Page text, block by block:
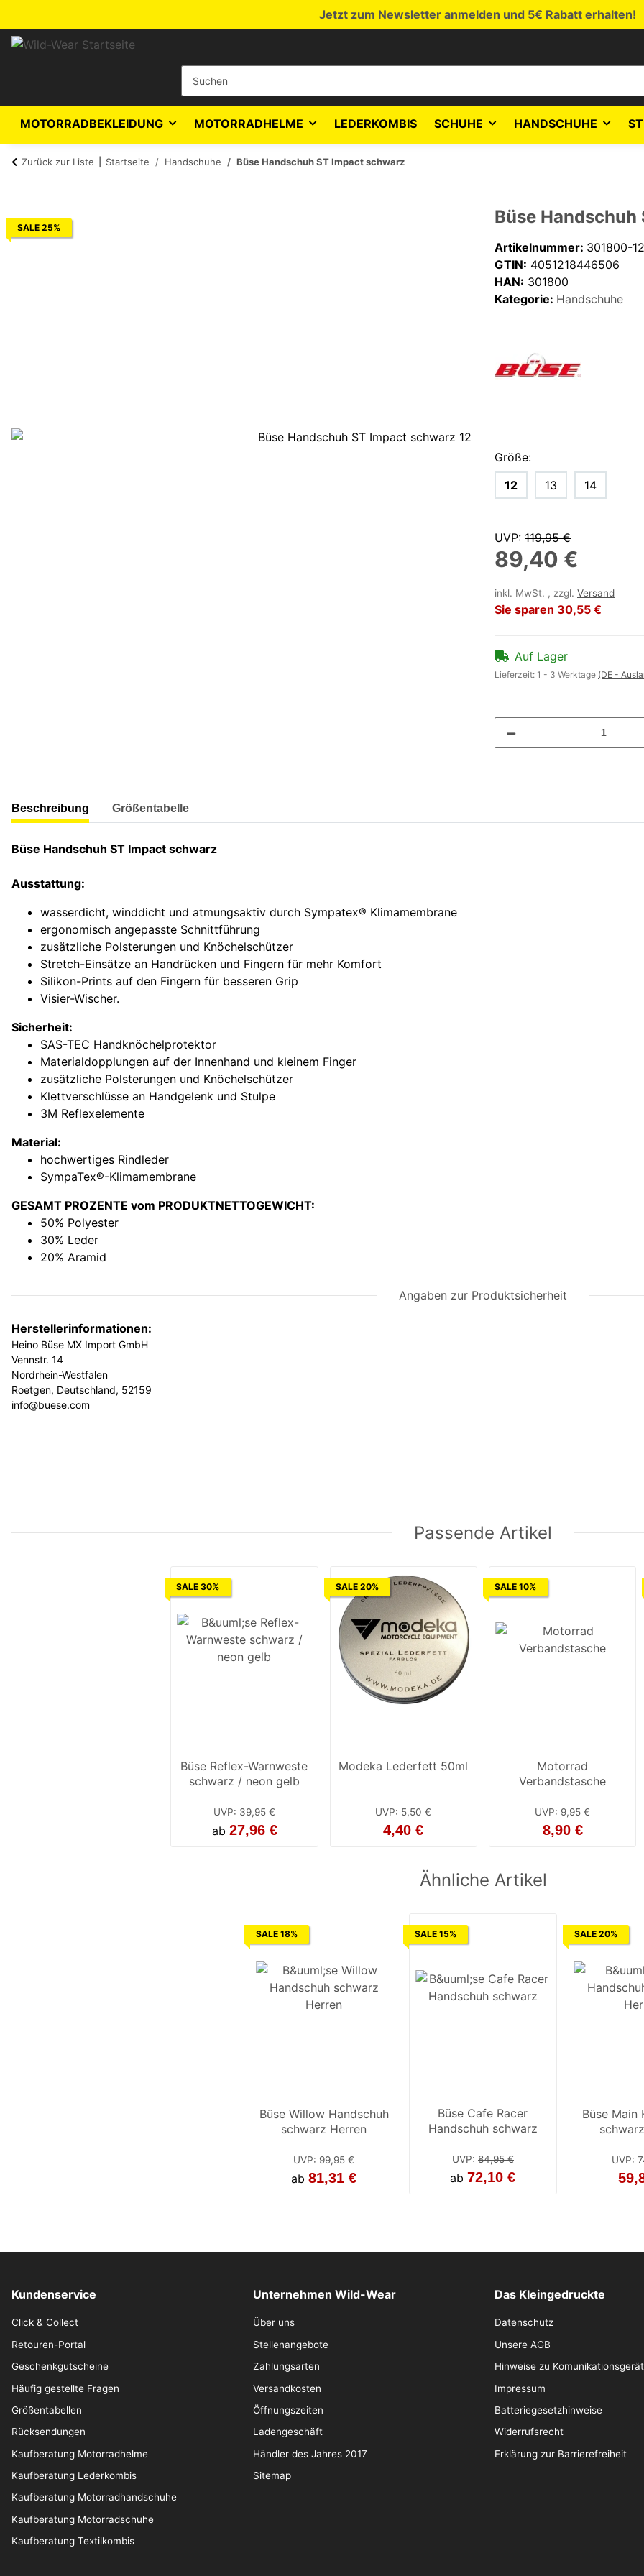
Jetzt zum Newsletter anmelden und 5€ Rabatt erhalten!
MOTORRADBEKLEIDUNG MOTORRADHELME LEDERKOMBIS SCHUHE HANDSCHUHE
Zurück zur Liste Startseite Handschuhe Büse Handschuh ST Impact schwarz
SALE 25%
Büse Handschuh
Artikelnummer: 301800-12
GTIN: 4051218446506
HAN: 301800
Kategorie: Handschuhe
Größe:
12
13 14
UVP: 119,95 €
89,40 €
inkl. MwSt. , zzgl. Versand
Sie sparen 30,55 €
Auf Lager
Lieferzeit: 1 - 3 Werktage (DE -
weitere Registerkarten anzeigen
Beschreibung Größentabelle
Büse Handschuh ST Impact schwarz
Ausstattung:
wasserdicht, winddicht und atmungsaktiv durch Sympatex® Klimamembrane
ergonomisch angepasste Schnittführung
zusätzliche Polsterungen und Knöchelschützer
Stretch-Einsätze an Handrücken und Fingern für mehr Komfort
Silikon-Prints auf den Fingern für besseren Grip
Visier-Wischer.
Sicherheit:
SAS-TEC Handknöchelprotektor
Materialdopplungen auf der Innenhand und kleinem Finger
zusätzliche Polsterungen und Knöchelschützer
Klettverschlüsse an Handgelenk und Stulpe
3M Reflexelemente
Material:
hochwertiges Rindleder
SympaTex®-Klimamembrane
GESAMT PROZENTE vom PRODUKTNETTOGEWICHT:
50% Polyester
30% Leder
20% Aramid
Angaben zur Produktsicherheit
Herstellerinformationen:
Heino Büse MX Import GmbH
Vennstr. 14
Nordrhein-Westfalen
Roetgen, Deutschland, 52159
info@buese.com
Passende Artikel
SALE 30%
Büse Reflex-Warnweste
schwarz / neon gelb
UVP: 39,95 €
ab 27,96 €
SALE 20%
Modeka Lederfett 50ml
UVP:5,50 €
4,40 €
SALE 10%
Motorrad
Verbandstasche
UVP:9,95 €
8,90 €
Ähnliche Artikel
SALE 18%
Büse Willow Handschuh
schwarz Herren
UVP:99,95 €
ab81,31 €
SALE 15%
Büse Cafe Racer
Handschuh schwarz
UVP: 84,95 €
ab72,10 €
SALE 20%
Büse Main
UVP:
Kundenservice
Click & Collect
Retouren-Portal
Geschenkgutscheine
Häufig gestellte Fragen
Größentabellen
Rücksendungen
Kaufberatung Motorradhelme
Kaufberatung Lederkombis
Kaufberatung Motorradhandschuhe
Kaufberatung Motorradschuhe
Kaufberatung Textilkombis
Unternehmen Wild-Wear
Über uns
Stellenangebote
Zahlungsarten
Versandkosten
Öffnungszeiten
Ladengeschäft
Händler des Jahres 2017
Sitemap
Das Kleingedruckte
Datenschutz
Unsere AGB
Hinweise zu
Impressum
Batteriegesetzhinweise
Widerrufsrecht
Erklärung zur Barrierefreiheit